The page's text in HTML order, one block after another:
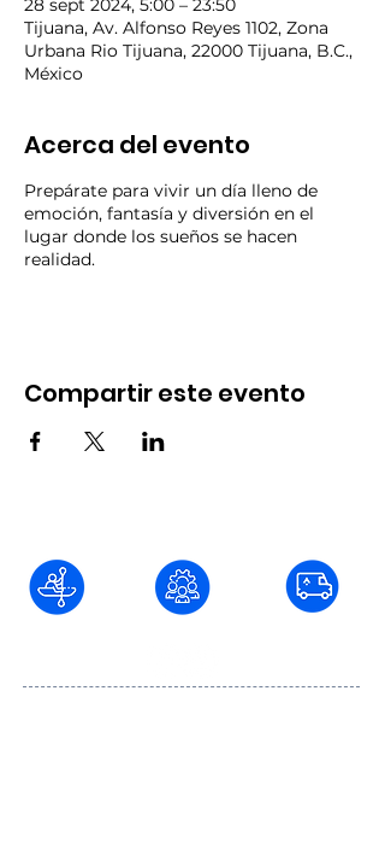
28 sept 2024, 5:00 – 23:50
Tijuana, Av. Alfonso Reyes 1102, Zona
Urbana Rio Tijuana, 22000 Tijuana, B.C.,
México
Acerca del evento
Prepárate para vivir un día lleno de
emoción, fantasía y diversión en el
lugar donde los sueños se hacen
realidad.
Compartir este evento